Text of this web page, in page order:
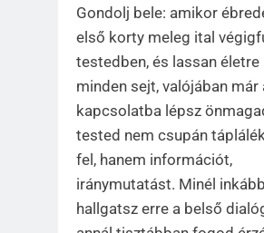
Gondolj bele: amikor
első korty meleg ital
testedben, és lassan
minden sejt, valójában már
kapcsolatba lépsz
tested nem csupán
fel, hanem információt,
iránymutatást. Minél inkább
hallgatsz erre a belső